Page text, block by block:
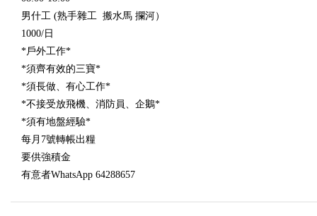
男什工 (熟手雜工 搬水馬 攔河）
1000/日
*戶外工作*
*須齊有效的三寶*
*須長做、有心工作*
*不接受放飛機、消防員、企鵝*
*須有地盤經驗*
每月7號轉帳出糧
要供強積金
有意者WhatsApp 64288657